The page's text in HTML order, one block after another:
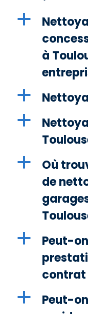
a
à
a
a
a
Où
de
a
Peut-
contrat
a
Peut-